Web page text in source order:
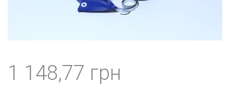
1 148,77